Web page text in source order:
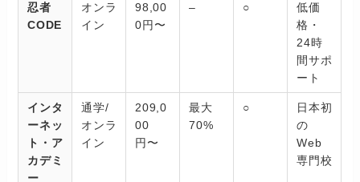
忍者
CODE
オンラ
イン
98,00
0円〜
– ○
低価
格・
24時
間サポ
ート
インタ
ーネッ
ト・ア
カデミ
ー
通学/
オンラ
イン
209,0
00
円〜
最大
70%
○
日本初
の
Web
専門校